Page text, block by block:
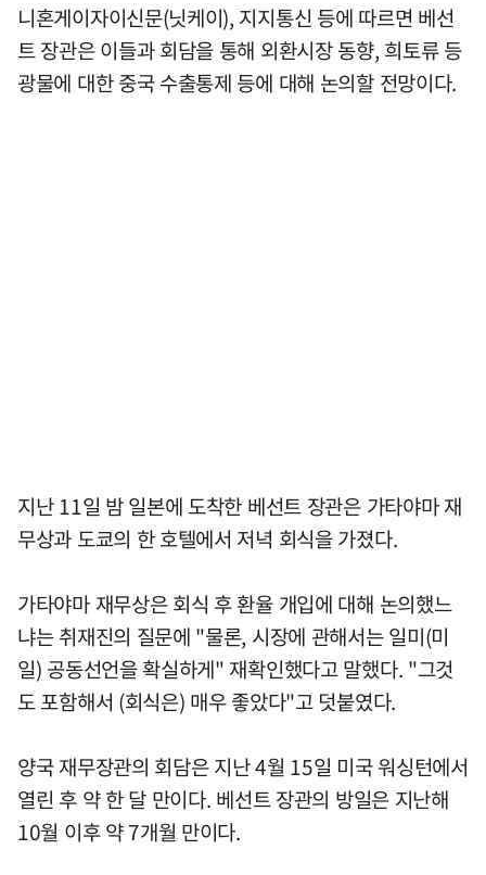
니혼게이자이신문(닛케이), 지지통신 등에 따르면 베선
트 장관은 이들과 회담을 통해 외환시장 동향, 희토류 등
광물에 대한 중국 수출통제 등에 대해 논의할 전망이다.
지난 11일 밤 일본에 도착한 베선트 장관은 가타야마 재
무상과 도쿄의 한 호텔에서 저녁 회식을 가졌다.
가타야마 재무상은 회식 후 환율 개입에 대해 논의했느
냐는 취재진의 질문에 "물론, 시장에 관해서는 일미(미
일) 공동선언을 확실하게" 재확인했다고 말했다. "그것
도 포함해서 (회식은) 매우 좋았다"고 덧붙였다.
양국 재무장관의 회담은 지난 4월 15일 미국 워싱턴에서
열린 후 약 한 달 만이다. 베선트 장관의 방일은 지난해
10월 이후 약 7개월 만이다.